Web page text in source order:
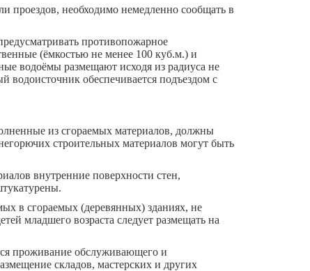
проездов, необходимо немедленно сообщать в
противопожарное
(ёмкостью не менее 100 куб.м.) и
водоёмы размещают исходя из радиуса не
водоисточник обеспечивается подъездом с
из сгораемых материалов, должны
строительных материалов могут быть
внутренние поверхности стен,
в сгораемых (деревянных) зданиях, не
младшего возраста следует размещать на
проживание обслуживающего и
складов, мастерских и других